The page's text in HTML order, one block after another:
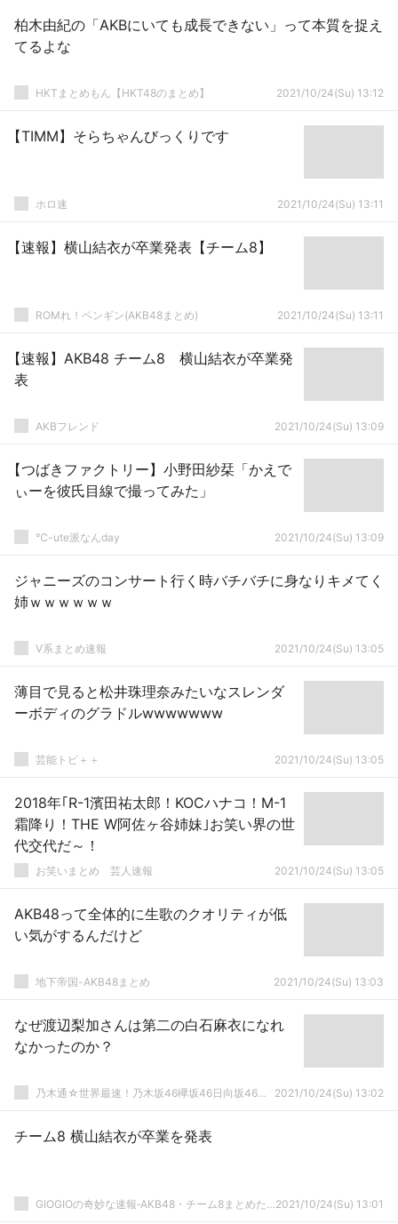
柏木由紀の「AKBにいても成長できない」って本質を捉え
てるよな
HKTまとめもん【HKT48のまとめ】 2021/10/24(Su) 13:12
【TIMM】そらちゃんびっくりです
ホロ速 2021/10/24(Su) 13:11
【速報】横山結衣が卒業発表【チーム8】
ROMれ！ペンギン(AKB48まとめ) 2021/10/24(Su) 13:11
【速報】AKB48 チーム8 横山結衣が卒業発
表
AKBフレンド 2021/10/24(Su) 13:09
【つばきファクトリー】小野田紗栞「かえで
ぃーを彼氏目線で撮ってみた」
℃-ute派なんday 2021/10/24(Su) 13:09
ジャニーズのコンサート行く時バチバチに身なりキメてく
姉ｗｗｗｗｗｗ
V系まとめ速報 2021/10/24(Su) 13:05
薄目で見ると松井珠理奈みたいなスレンダ
ーボディのグラドルwwwwwww
芸能トピ＋＋ 2021/10/24(Su) 13:05
2018年｢R-1濱田祐太郎！KOCハナコ！M-1
霜降り！THE W阿佐ヶ谷姉妹｣お笑い界の世
代交代だ～！
お笑いまとめ 芸人速報 2021/10/24(Su) 13:05
AKB48って全体的に生歌のクオリティが低
い気がするんだけど
地下帝国-AKB48まとめ 2021/10/24(Su) 13:03
なぜ渡辺梨加さんは第二の白石麻衣になれ
なかったのか？
乃木通☆世界最速！乃木坂46欅坂46日向坂46速報まとめ 2021/10/24(Su) 13:02
チーム8 横山結衣が卒業を発表
GIOGIOの奇妙な速報‐AKB48・チーム8まとめたの2021/10/24(Su) 13:01